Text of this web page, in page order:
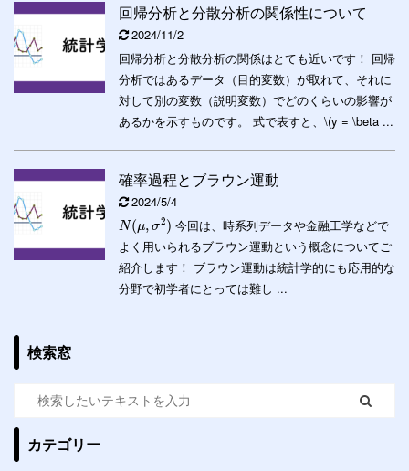
回帰分析と分散分析の関係性について
2024/11/2
回帰分析と分散分析の関係はとても近いです！ 回帰
分析ではあるデータ（目的変数）が取れて、それに
対して別の変数（説明変数）でどのくらいの影響が
あるかを示すものです。 式で表すと、\(y = \beta ...
確率過程とブラウン運動
2024/5/4
N (μ, σ2) 今回は、時系列データや金融工学などで
よく用いられるブラウン運動という概念についてご
紹介します！ ブラウン運動は統計学的にも応用的な
分野で初学者にとっては難し ...
検索窓
カテゴリー